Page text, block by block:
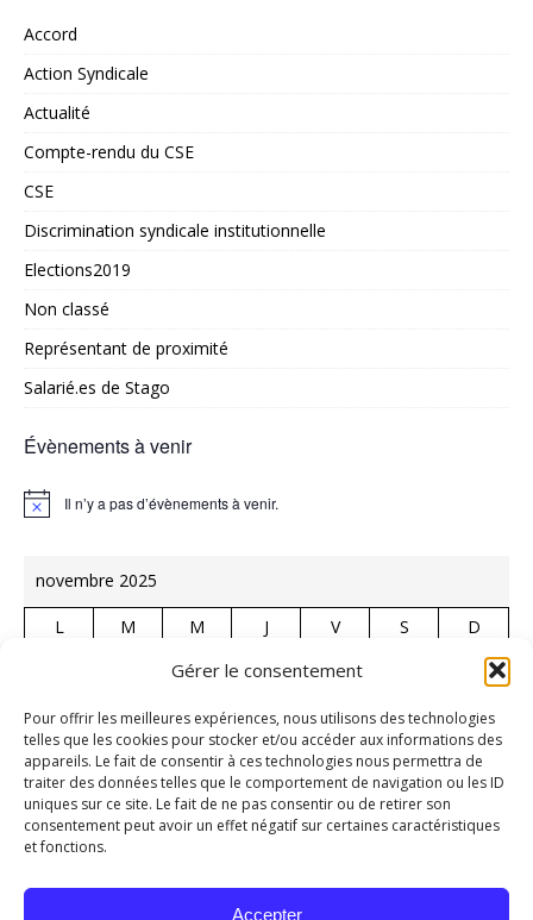
Gérer le consentement
Pour offrir les meilleures expériences, nous utilisons des technologies
telles que les cookies pour stocker et/ou accéder aux informations des
appareils. Le fait de consentir à ces technologies nous permettra de
traiter des données telles que le comportement de navigation ou les ID
uniques sur ce site. Le fait de ne pas consentir ou de retirer son
consentement peut avoir un effet négatif sur certaines caractéristiques
et fonctions.
Accepter
Accord
Action Syndicale
Actualité
Compte-rendu du CSE
CSE
Discrimination syndicale institutionnelle
Elections2019
Non classé
Représentant de proximité
Salarié.es de Stago
Évènements à venir
N
e
Il n’y a pas d’évènements à venir.
novembre 2025
L M M J V S
D
10
11 12 13 14 15
16
17
18 19 20 21 22
23
24
25 26 27 28 29 30